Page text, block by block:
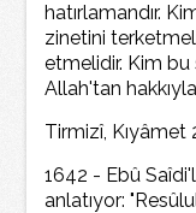
hatırlamandır.
zinetini
etmelidir. Kim
Allah'tan
Tirmizî, Kıyâmet
1642 - Ebû
anlatıyor: